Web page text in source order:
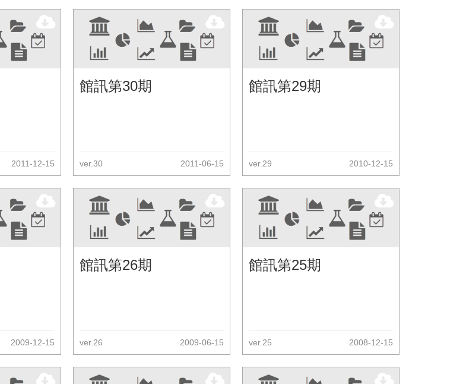
2011-12-15
館訊第30期
ver.30 2011-06-15
館訊第29期
ver.29 2010-12-15
2009-12-15
館訊第26期
ver.26 2009-06-15
館訊第25期
ver.25 2008-12-15